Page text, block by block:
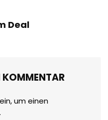
Deal
KOMMENTAR
um einen